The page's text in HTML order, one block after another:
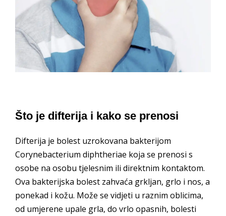
Što je difterija i kako se prenosi
Difterija je bolest uzrokovana bakterijom
Corynebacterium diphtheriae koja se prenosi s
osobe na osobu tjelesnim ili direktnim kontaktom.
Ova bakterijska bolest zahvaća grkljan, grlo i nos, a
ponekad i kožu. Može se vidjeti u raznim oblicima,
od umjerene upale grla, do vrlo opasnih, bolesti